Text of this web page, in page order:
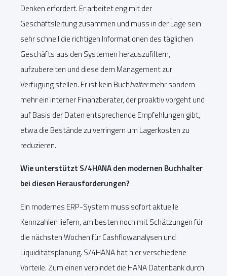
Denken erfordert. Er arbeitet eng mit der
Geschäftsleitung zusammen und muss in der Lage sein
sehr schnell die richtigen Informationen des täglichen
Geschäfts aus den Systemen herauszufiltern,
aufzubereiten und diese dem Management zur
Verfügung stellen. Er ist kein Buchhaltermehr sondern
mehr ein interner Finanzberater, der proaktiv vorgeht und
auf Basis der Daten entsprechende Empfehlungen gibt,
etwa die Bestände zu verringern um Lagerkosten zu
reduzieren.
Wie unterstützt S/4HANA den modernen Buchhalter
bei diesen Herausforderungen?
Ein modernes ERP-System muss sofort aktuelle
Kennzahlen liefern, am besten noch mit Schätzungen für
die nächsten Wochen für Cashflowanalysen und
Liquiditätsplanung. S/4HANA hat hier verschiedene
Vorteile. Zum einen verbindet die HANA Datenbank durch